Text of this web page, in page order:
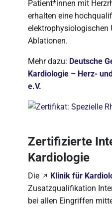
Patient*innen mit
erhalten eine
elektrophysiologischen
Ablationen.
Mehr dazu: Deutsche
Kardiologie – Herz-
e.V.
Zertifizierte
Kardiologie
Die Klinik für
Zusatzqualifikation
bei allen Eingriffen